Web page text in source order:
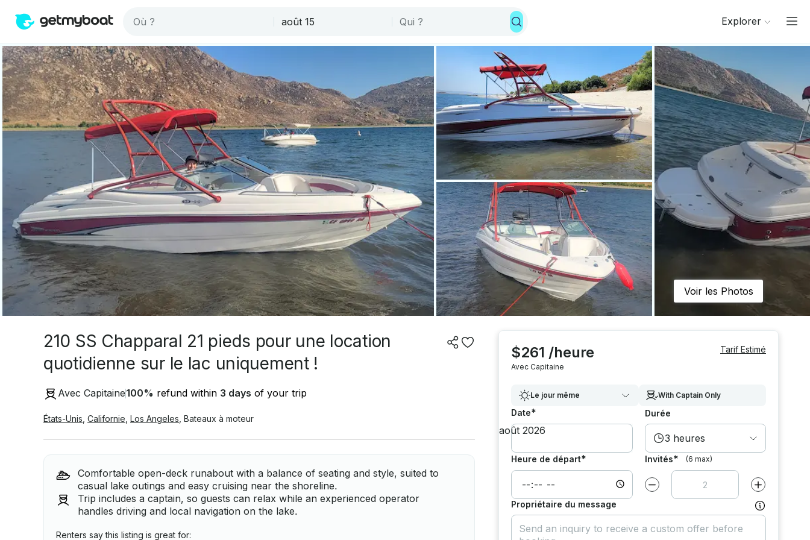
Explorer
Voir les Photos
210 SS Chapparal 21 pieds pour une location
quotidienne sur le lac uniquement !
Avec Capitaine100% refund within 3 days of your trip
États-Unis Californie Los Angeles Bateaux à moteur
Comfortable open-deck runabout with a balance of seating and style, suited to
casual lake outings and easy cruising near the shoreline.
Trip includes a captain, so guests can relax while an experienced operator
handles driving and local navigation on the lake.
Renters say this listing is great for:
$261 /heure
Avec Capitaine
Tarif Estimé
Le jour même With Captain Only
Date* Durée
3 heures
Heure de départ* Invités* (6 max)
Diminuer la valeur par Augmenter la
Propriétaire du message